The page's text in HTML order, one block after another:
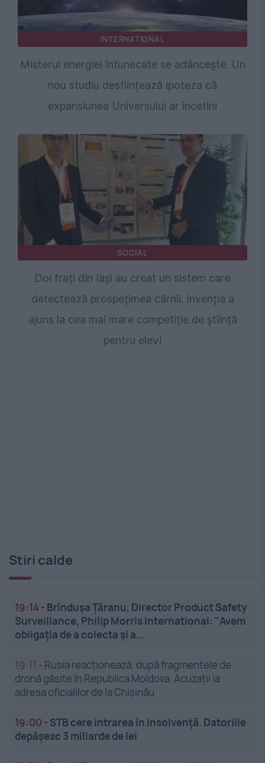
INTERNATIONAL
Misterul energiei întunecate se adâncește. Un
nou studiu desființează ipoteza că
expansiunea Universului ar încetini
SOCIAL
Doi frați din Iași au creat un sistem care
detectează prospețimea cărnii. Invenția a
ajuns la cea mai mare competiție de știință
pentru elevi
Stiri calde
19:14- Brîndușa Țăranu, Director Product Safety
Surveillance, Philip Morris International: "Avem
obligația de a colecta și a...
19:11 - Rusia reacționează, după fragmentele de
dronă găsite în Republica Moldova. Acuzații la
adresa oficialilor de la Chișinău
19:00 - STB cere intrarea în insolvență. Datoriile
depășesc 3 miliarde de lei